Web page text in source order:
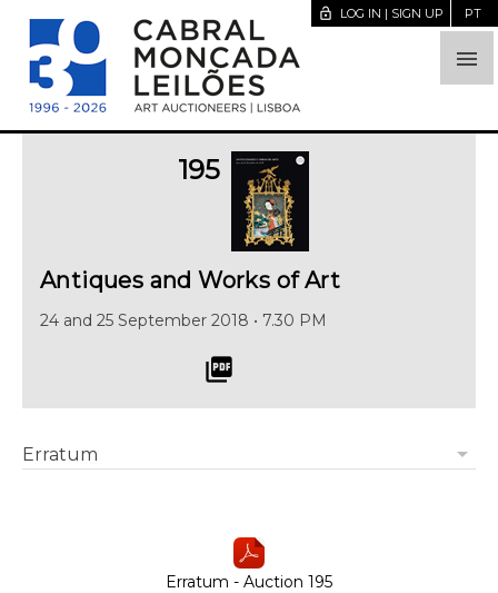

lock_open LOG IN | SIGN UP PT
195
Antiques and Works of Art
24 and 25 September 2018 • 7.30 PM
picture_as_pdf
arrow_drop_down
Erratum
Erratum - Auction 195